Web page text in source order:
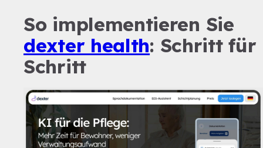
So implementieren Sie
dexter health: Schritt für
Schritt